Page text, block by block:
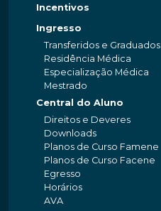
Incentivos
Ingresso
Transferidos e Graduados
Residência Médica
Especialização Médica
Mestrado
Central do Aluno
Direitos e Deveres
Downloads
Planos de Curso Famene
Planos de Curso Facene
Egresso
Horários
AVA